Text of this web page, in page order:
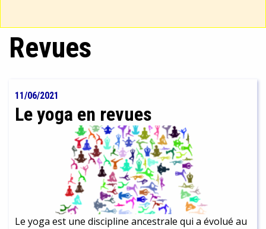
Revues
11/06/2021
Le yoga en revues
Le yoga est une discipline ancestrale qui a évolué au